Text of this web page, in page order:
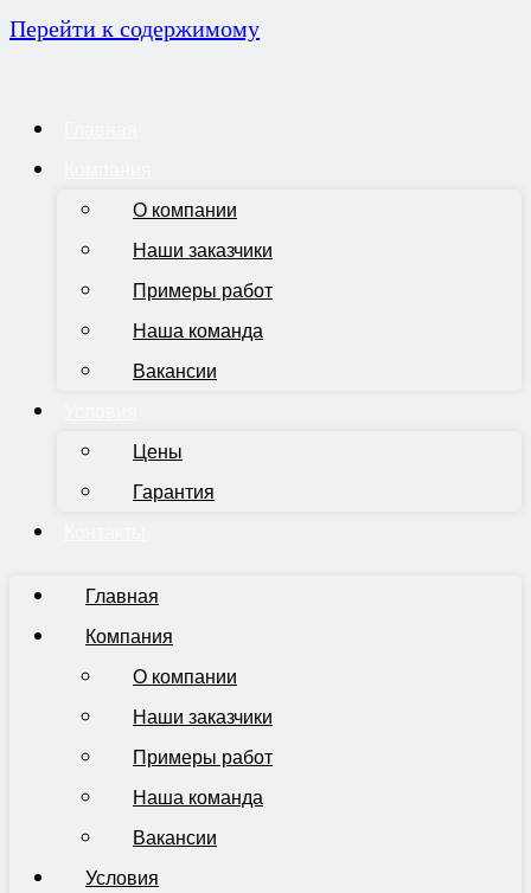
Перейти к содержимому
О компании
Наши заказчики
Примеры работ
Наша команда
Вакансии
Цены
Гарантия
Главная
Компания
О компании
Наши заказчики
Примеры работ
Наша команда
Вакансии
Условия